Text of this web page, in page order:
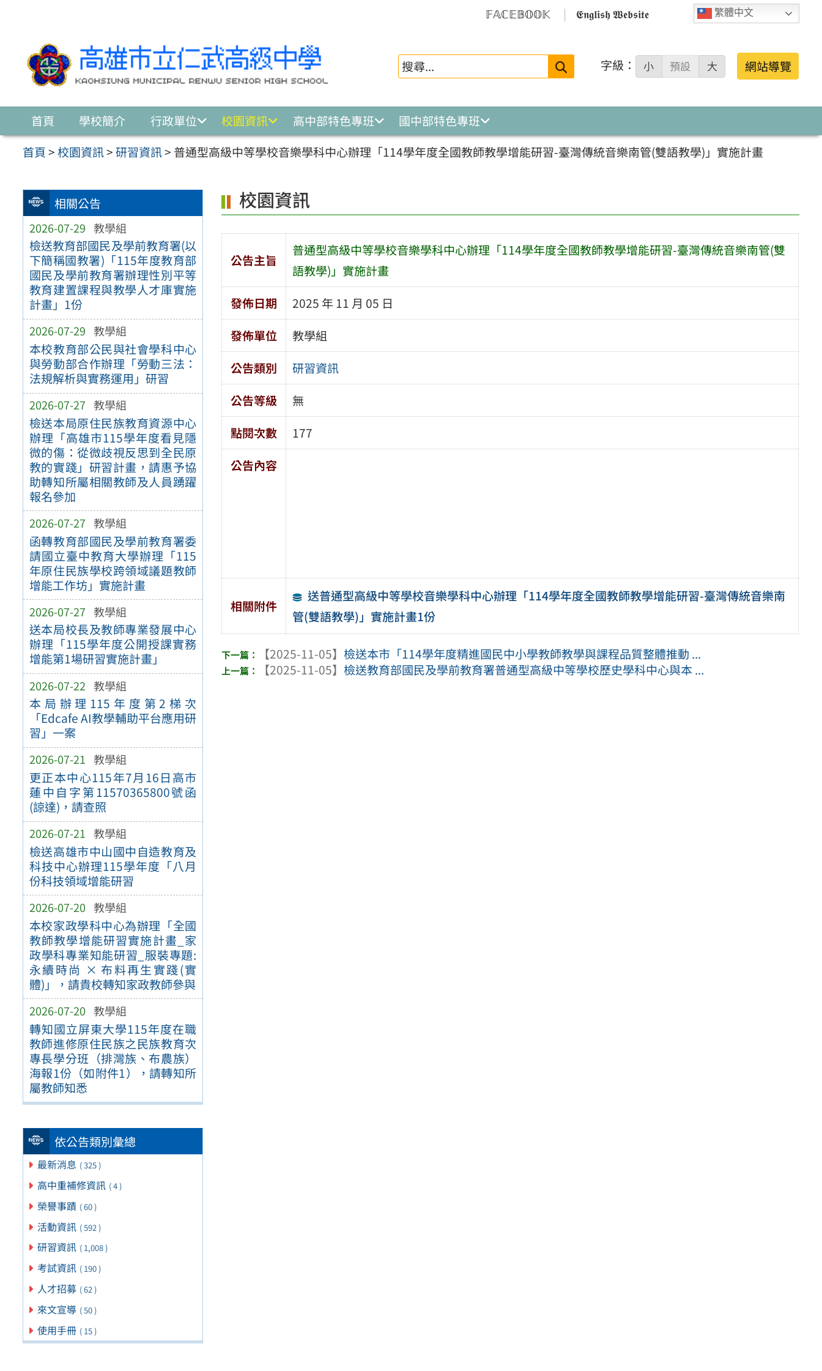
繁體中文
𝔽𝔸ℂ𝔼𝔹𝕆𝕆𝕂 𝕰𝖓𝖌𝖑𝖎𝖘𝖍 𝖂𝖊𝖇𝖘𝖎𝖙𝖊
搜
字級： 小 預設 大 網站導覽
首頁 學校簡介 行政單位 校園資訊 高中部特色專班
國中部特色專班
首頁>校園資訊>研習資訊> 普通型高級中等學校音樂學科中心辦理「114學年度全國教師教學增能研習-臺灣傳統音樂南管(雙語教學)」實施計畫
相關公告
2026-07-29 教學組
檢送教育部國民及學前教育署(以
下簡稱國教署)「115年度教育部
國民及學前教育署辦理性別平等
教育建置課程與教學人才庫實施
計畫」1份
2026-07-29 教學組
本校教育部公民與社會學科中心
與勞動部合作辦理「勞動三法：
法規解析與實務運用」研習
2026-07-27 教學組
檢送本局原住民族教育資源中心
辦理「高雄市115學年度看見隱
微的傷：從微歧視反思到全民原
教的實踐」研習計畫，請惠予協
助轉知所屬相關教師及人員踴躍
報名參加
2026-07-27 教學組
函轉教育部國民及學前教育署委
請國立臺中教育大學辦理「115
年原住民族學校跨領域議題教師
增能工作坊」實施計畫
2026-07-27 教學組
送本局校長及教師專業發展中心
辦理「115學年度公開授課實務
增能第1場研習實施計畫」
2026-07-22 教學組
本局辦理115年度第2梯次
「Edcafe AI教學輔助平台應用研
習」一案
2026-07-21 教學組
更正本中心115年7月16日高市
蓮中自字第11570365800號函
(諒達)，請查照
2026-07-21 教學組
檢送高雄市中山國中自造教育及
科技中心辦理115學年度「八月
份科技領域增能研習
2026-07-20 教學組
本校家政學科中心為辦理「全國
教師教學增能研習實施計畫_家
政學科專業知能研習_服裝專題:
永續時尚 × 布料再生實踐(實
體)」，請貴校轉知家政教師參與
2026-07-20 教學組
轉知國立屏東大學115年度在職
教師進修原住民族之民族教育次
專長學分班（排灣族、布農族）
海報1份（如附件1），請轉知所
屬教師知悉
依公告類別彙總
最新消息 ( 325 )
高中重補修資訊 ( 4 )
榮譽事蹟 ( 60 )
活動資訊 ( 592 )
研習資訊 ( 1,008 )
考試資訊 ( 190 )
人才招募 ( 62 )
來文宣導 ( 50 )
使用手冊 ( 15 )
校園資訊
公告主旨
普通型高級中等學校音樂學科中心辦理「114學年度全國教師教學增能研習-臺灣傳統音樂南管(雙
語教學)」實施計畫
發佈日期
2025 年 11 月 05 日
發佈單位
教學組
公告類別
研習資訊
公告等級
無
點閱次數
177
公告內容
相關附件
送普通型高級中等學校音樂學科中心辦理「114學年度全國教師教學增能研習-臺灣傳統音樂南
管(雙語教學)」實施計畫1份
【2025-11-05】 檢送本市「114學年度精進國民中小學教師教學與課程品質整體推動 ...
【2025-11-05】 檢送教育部國民及學前教育署普通型高級中等學校歷史學科中心與本 ...